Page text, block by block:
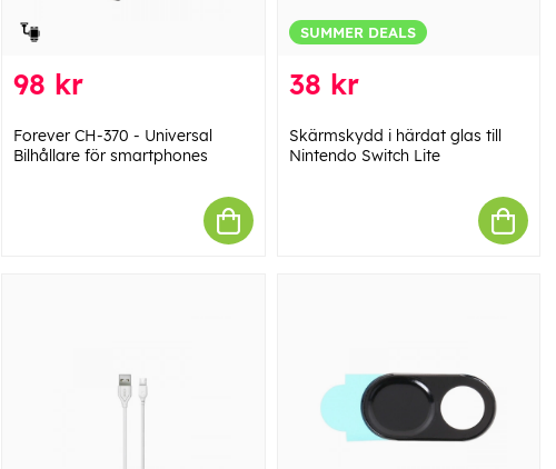
98 kr
Forever CH-370 - Universal
Bilhållare för smartphones
SUMMER DEALS
38 kr
Skärmskydd i härdat glas till
Nintendo Switch Lite